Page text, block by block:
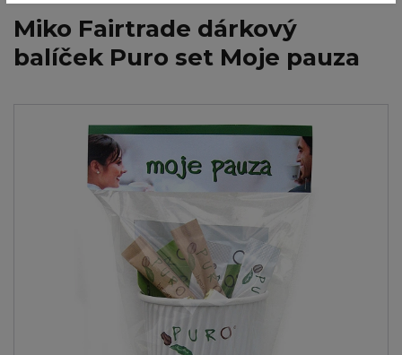
Miko Fairtrade dárkový
balíček Puro set Moje pauza